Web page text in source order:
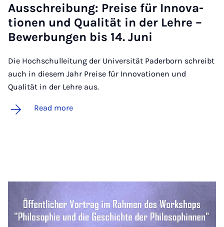
Aus­s­chreibung: Pre­ise für In­nov­a­
tion­en und Qual­ität in der Lehre –
Be­w­er­bun­gen bis 14. Juni
Die Hochschulleitung der Universität Paderborn schreibt
auch in diesem Jahr Preise für Innovationen und
Qualität in der Lehre aus.
Read more